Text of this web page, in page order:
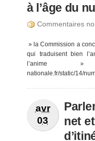
à l’âge du
Commentaires
» la Commission a
qui traduisent bien
l’anime »
nationale.fr/static/14/
avr
03
net